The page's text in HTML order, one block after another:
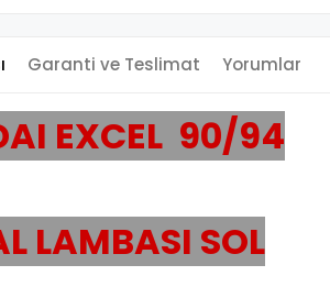
Garanti ve Teslimat Yorumlar
EXCEL 90/94
LAMBASI SOL